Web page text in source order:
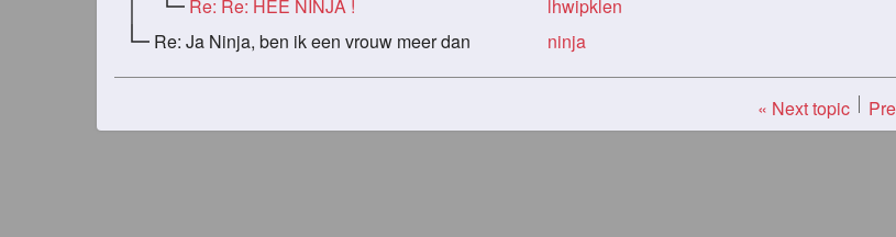
Re: Re: HEE NINJA !
lhwipklen
Re: Ja Ninja, ben ik een vrouw meer dan
ninja
« Next topic